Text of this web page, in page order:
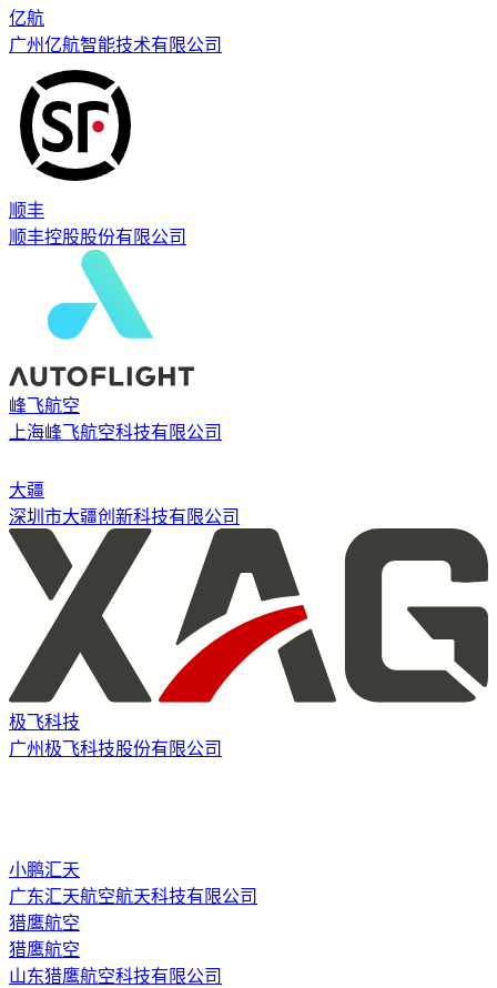
亿航
广州亿航智能技术有限公司
顺丰
顺丰控股股份有限公司
峰飞航空
上海峰飞航空科技有限公司
大疆
深圳市大疆创新科技有限公司
极飞科技
广州极飞科技股份有限公司
小鹏汇天
广东汇天航空航天科技有限公司
猎鹰航空
猎鹰航空
山东猎鹰航空科技有限公司